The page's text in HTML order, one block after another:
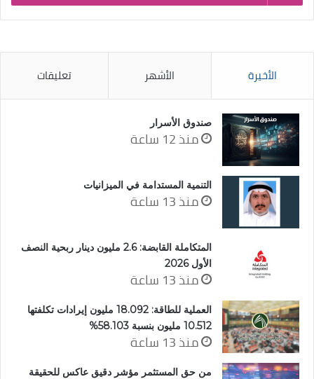
الأخيرة الأشهر تعليقات
صندوق الأسرار
منذ 12 ساعة
التنمية المستدامة في الميزانيات
منذ 13 ساعة
المتكاملة القابضة: 2.6 مليون دينار ربحية النصف
الأول 2026
منذ 13 ساعة
العملية للطاقة: 18.092 مليون إيرادات تكلفتها
10.512 مليون بنسبة 58.103%
منذ 13 ساعة
من حق المستثمر مؤشر دقيق عاكس للحقيقة